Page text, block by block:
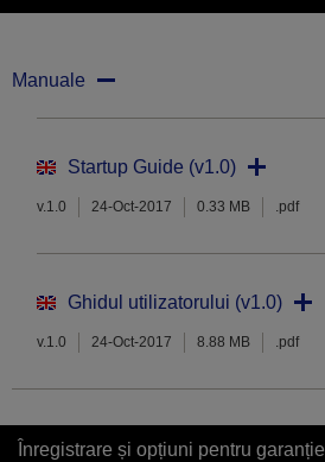
Manuale
Startup Guide (v1.0)
v.1.0 24-Oct-2017 0.33 MB .pdf
Ghidul utilizatorului (v1.0)
v.1.0 24-Oct-2017 8.88 MB .pdf
Înregistrare și opțiuni pentru garanție